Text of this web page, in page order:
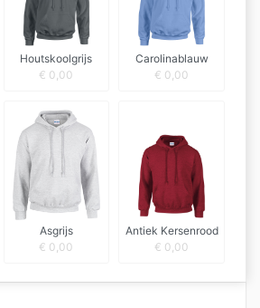
Houtskoolgrijs
€ 0,00
Carolinablauw
€ 0,00
Asgrijs
€ 0,00
Antiek Kersenrood
€ 0,00